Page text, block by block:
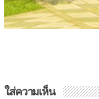
ใส่ความเห็น